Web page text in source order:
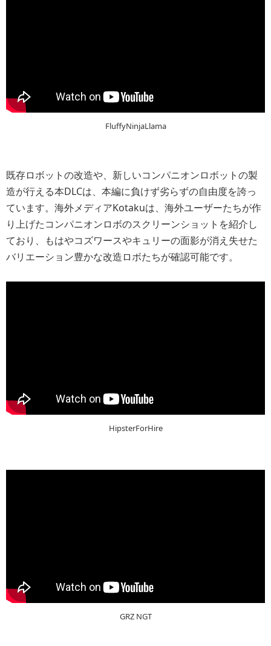
FluffyNinjaLlama
既存ロボットの改造や、新しいコンパニオンロボットの製
造が行える本DLCは、本編に負けず劣らずの自由度を誇っ
ています。海外メディアKotakuは、海外ユーザーたちが作
り上げたコンパニオンロボのスクリーンショットを紹介し
ており、もはやコズワースやキュリーの面影が消え失せた
バリエーション豊かな改造ロボたちが確認可能です。
HipsterForHire
GRZ NGT